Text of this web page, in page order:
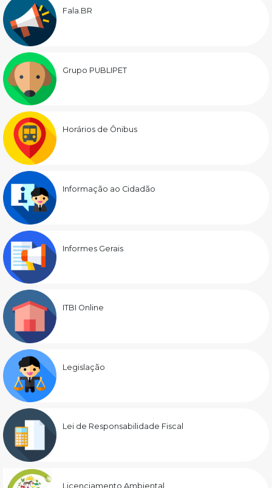
Fala.BR
Grupo PUBLIPET
Horários de Ônibus
Informação ao Cidadão
Informes Gerais
ITBI Online
Legislação
Lei de Responsabilidade Fiscal
Licenciamento Ambiental